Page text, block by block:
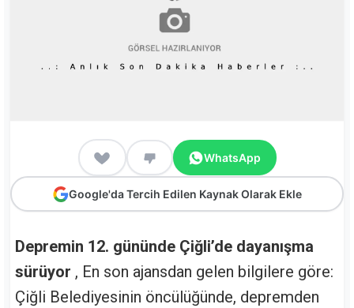
WhatsApp
Google'da Tercih Edilen Kaynak Olarak Ekle
Depremin 12. gününde Çiğli’de dayanışma
sürüyor , En son ajansdan gelen bilgilere göre:
Çiğli Belediyesinin öncülüğünde, depremden